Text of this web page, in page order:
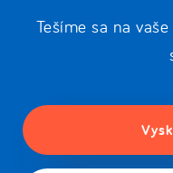
Tešíme sa na